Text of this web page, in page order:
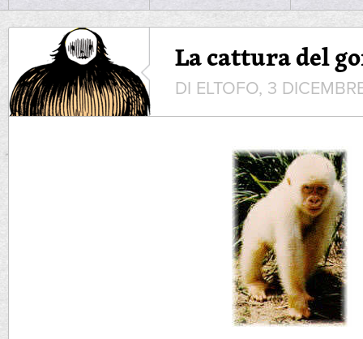
La cattura del
DI ELTOFO, 3